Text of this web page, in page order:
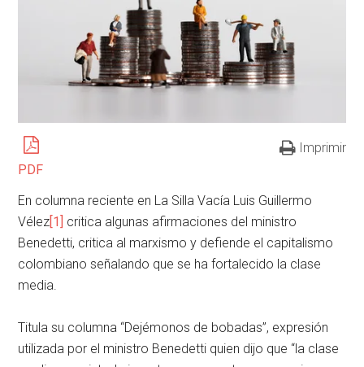
PDF
Imprimir
En columna reciente en La Silla Vacía Luis Guillermo
Vélez[1] critica algunas afirmaciones del ministro
Benedetti, critica al marxismo y defiende el capitalismo
colombiano señalando que se ha fortalecido la clase
media.
Titula su columna “Dejémonos de bobadas”, expresión
utilizada por el ministro Benedetti quien dijo que “la clase